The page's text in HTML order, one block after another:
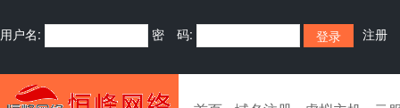
用户名: 密 码: 注册